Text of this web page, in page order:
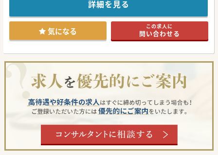
■上級医師は60代の専門医・指導医の先生です。将来的に中
心的な役割を担っていただける先生を歓迎いたします。
【業務内容】
■婦人科外来につきましては、女性ヘルスケア外来を含めた
外来を想定しております。2診体制での診察となります。
は200件程度行っており、可能であればオペ対応をお願いし
ます。
の休日救急当番対応があり、日直をお願いしております。
【医療機関情報】
■1951年に高岡市に開設した自治体病院です。以降70年以
上もの間、地域を支えている二次救急病院です。
■公務員としての雇用となりますので、長く安定して勤務し
たいという先生や、地域に貢献したいという先生を歓迎しま
■北陸新幹線「新高岡駅」から車で15分の立地です。引っ越
し代・赴任手当・住宅手当もありますので、転居もご検討く
ださい。
詳細を見る
気になる この求人に
問い合わせる